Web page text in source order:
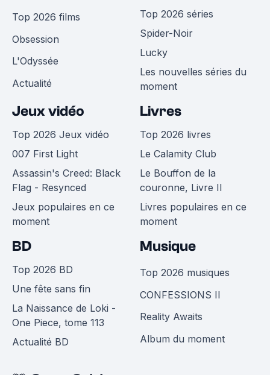
Top 2026 films
Obsession
L'Odyssée
Actualité
Top 2026 séries
Spider-Noir
Lucky
Les nouvelles séries du
moment
Jeux vidéo
Top 2026 Jeux vidéo
007 First Light
Assassin's Creed: Black
Flag - Resynced
Jeux populaires en ce
moment
Livres
Top 2026 livres
Le Calamity Club
Le Bouffon de la
couronne, Livre II
Livres populaires en ce
moment
BD
Top 2026 BD
Une fête sans fin
La Naissance de Loki -
One Piece, tome 113
Actualité BD
Musique
Top 2026 musiques
CONFESSIONS II
Reality Awaits
Album du moment